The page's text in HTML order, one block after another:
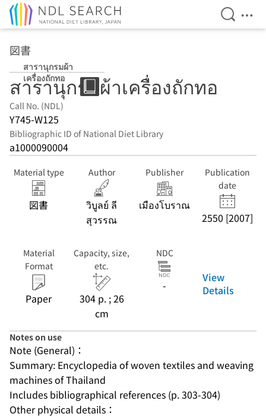
Open
図書
สารานุกรมผ้า
เครื่องถักทอ
สารานุกรมผ้าเครื่องถักทอ
Call No. (NDL)
Y745-W125
Bibliographic ID of National Diet Library
a1000090004
Material type
図書
Author
วิบูลย์ ลี
สุวรรณ
Publisher
เมืองโบราณ
Publication
date
2550 [2007]
Material
Format
Paper
Capacity, size,
etc.
304 p. ; 26
cm
NDC
-
View
Details
Notes on use
Note (General)：
Summary: Encyclopedia of woven textiles and weaving
machines of Thailand
Includes bibliographical references (p. 303-304)
Other physical details：